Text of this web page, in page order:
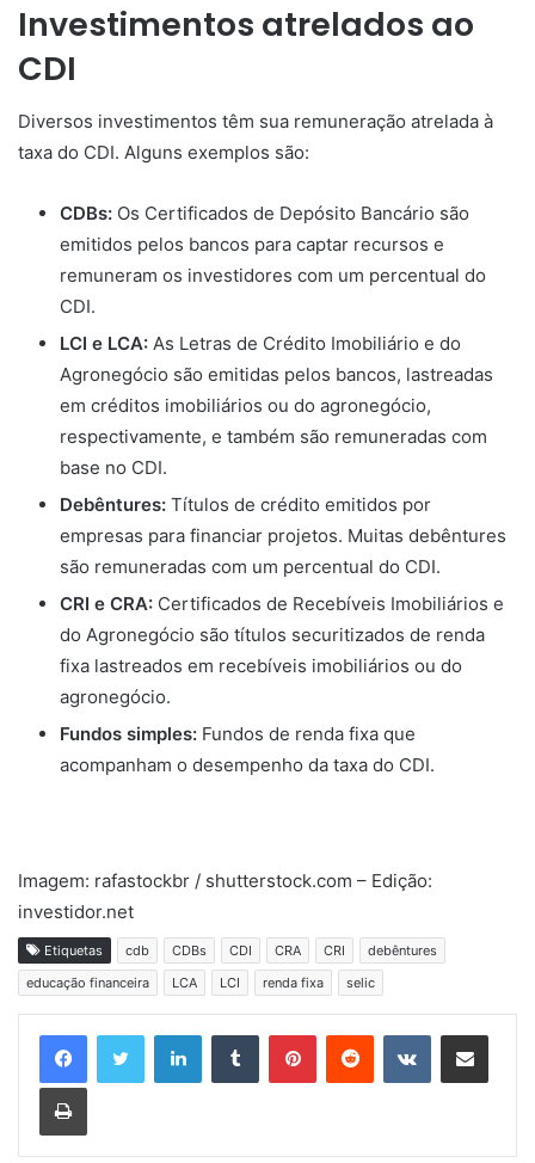
Investimentos atrelados ao
CDI
Diversos investimentos têm sua remuneração atrelada à
taxa do CDI. Alguns exemplos são:
CDBs: Os Certificados de Depósito Bancário são
emitidos pelos bancos para captar recursos e
remuneram os investidores com um percentual do
CDI.
LCI e LCA: As Letras de Crédito Imobiliário e do
Agronegócio são emitidas pelos bancos, lastreadas
em créditos imobiliários ou do agronegócio,
respectivamente, e também são remuneradas com
base no CDI.
Debêntures: Títulos de crédito emitidos por
empresas para financiar projetos. Muitas debêntures
são remuneradas com um percentual do CDI.
CRI e CRA: Certificados de Recebíveis Imobiliários e
do Agronegócio são títulos securitizados de renda
fixa lastreados em recebíveis imobiliários ou do
agronegócio.
Fundos simples: Fundos de renda fixa que
acompanham o desempenho da taxa do CDI.
Imagem: rafastockbr / shutterstock.com – Edição:
investidor.net
Etiquetas cdb CDBs CDI CRA CRI
debêntures
educação financeira
LCA LCI renda fixa selic